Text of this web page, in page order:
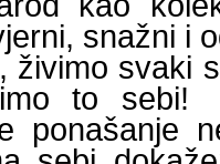
snažni i
živimo svaki
to sebi!
ponašanje